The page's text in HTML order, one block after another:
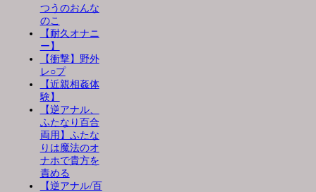
つうのおんな
のこ
【耐久オナニ
ー】
【衝撃】野外
レ○プ
【近親相姦体
験】
【逆アナル、
ふたなり百合
両用】ふたな
りは魔法のオ
ナホで貴方を
責める
【逆アナル/百